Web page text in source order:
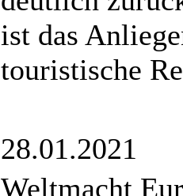
ist das
touristische
28.01.2021
Weltmacht